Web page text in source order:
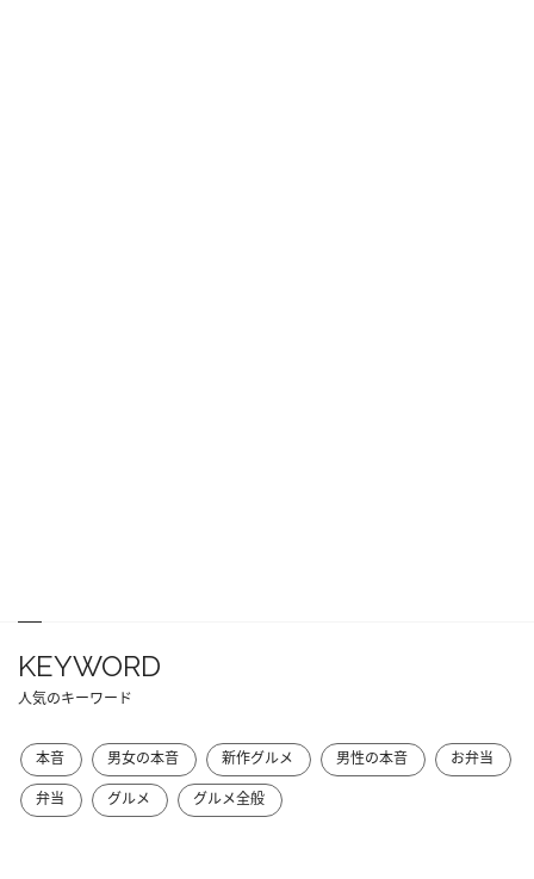
KEYWORD
人気のキーワード
本音 男女の本音 新作グルメ 男性の本音
お弁当
弁当
グルメ グルメ全般